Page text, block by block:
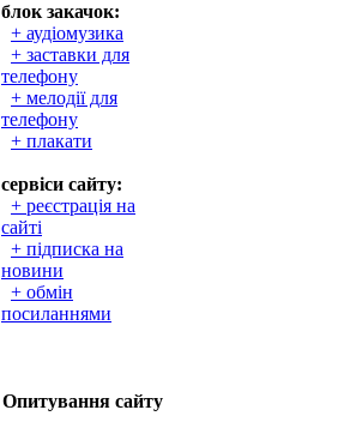
блок закачок:
+ аудіомузика
+ заставки для
телефону
+ мелодії для
телефону
+ плакати
сервіси сайту:
+ реєстрація на
сайті
+ підписка на
новини
+ обмін
посиланнями
Опитування сайту